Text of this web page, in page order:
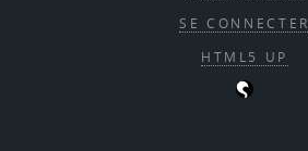
SE CONNECTER
HTML5 UP